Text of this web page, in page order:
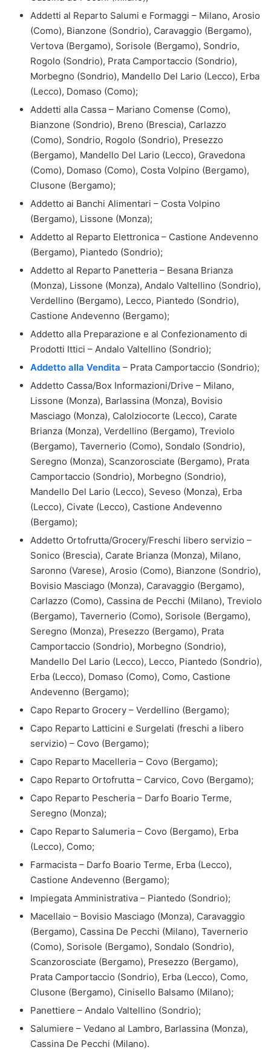
Addetti al Reparto Salumi e Formaggi – Milano, Arosio
(Como), Bianzone (Sondrio), Caravaggio (Bergamo),
Vertova (Bergamo), Sorisole (Bergamo), Sondrio,
Rogolo (Sondrio), Prata Camportaccio (Sondrio),
Morbegno (Sondrio), Mandello Del Lario (Lecco), Erba
(Lecco), Domaso (Como);
Addetti alla Cassa – Mariano Comense (Como),
Bianzone (Sondrio), Breno (Brescia), Carlazzo
(Como), Sondrio, Rogolo (Sondrio), Presezzo
(Bergamo), Mandello Del Lario (Lecco), Gravedona
(Como), Domaso (Como), Costa Volpino (Bergamo),
Clusone (Bergamo);
Addetto ai Banchi Alimentari – Costa Volpino
(Bergamo), Lissone (Monza);
Addetto al Reparto Elettronica – Castione Andevenno
(Bergamo), Piantedo (Sondrio);
Addetto al Reparto Panetteria – Besana Brianza
(Monza), Lissone (Monza), Andalo Valtellino (Sondrio),
Verdellino (Bergamo), Lecco, Piantedo (Sondrio),
Castione Andevenno (Bergamo);
Addetto alla Preparazione e al Confezionamento di
Prodotti Ittici – Andalo Valtellino (Sondrio);
Addetto alla Vendita – Prata Camportaccio (Sondrio);
Addetto Cassa/Box Informazioni/Drive – Milano,
Lissone (Monza), Barlassina (Monza), Bovisio
Masciago (Monza), Calolziocorte (Lecco), Carate
Brianza (Monza), Verdellino (Bergamo), Treviolo
(Bergamo), Tavernerio (Como), Sondalo (Sondrio),
Seregno (Monza), Scanzorosciate (Bergamo), Prata
Camportaccio (Sondrio), Morbegno (Sondrio),
Mandello Del Lario (Lecco), Seveso (Monza), Erba
(Lecco), Civate (Lecco), Castione Andevenno
(Bergamo);
Addetto Ortofrutta/Grocery/Freschi libero servizio –
Sonico (Brescia), Carate Brianza (Monza), Milano,
Saronno (Varese), Arosio (Como), Bianzone (Sondrio),
Bovisio Masciago (Monza), Caravaggio (Bergamo),
Carlazzo (Como), Cassina de Pecchi (Milano), Treviolo
(Bergamo), Tavernerio (Como), Sorisole (Bergamo),
Seregno (Monza), Presezzo (Bergamo), Prata
Camportaccio (Sondrio), Morbegno (Sondrio),
Mandello Del Lario (Lecco), Lecco, Piantedo (Sondrio),
Erba (Lecco), Domaso (Como), Como, Castione
Andevenno (Bergamo);
Capo Reparto Grocery – Verdellino (Bergamo);
Capo Reparto Latticini e Surgelati (freschi a libero
servizio) – Covo (Bergamo);
Capo Reparto Macelleria – Covo (Bergamo);
Capo Reparto Ortofrutta – Carvico, Covo (Bergamo);
Capo Reparto Pescheria – Darfo Boario Terme,
Seregno (Monza);
Capo Reparto Salumeria – Covo (Bergamo), Erba
(Lecco), Como;
Farmacista – Darfo Boario Terme, Erba (Lecco),
Castione Andevenno (Bergamo);
Impiegata Amministrativa – Piantedo (Sondrio);
Macellaio – Bovisio Masciago (Monza), Caravaggio
(Bergamo), Cassina De Pecchi (Milano), Tavernerio
(Como), Sorisole (Bergamo), Sondalo (Sondrio),
Scanzorosciate (Bergamo), Presezzo (Bergamo),
Prata Camportaccio (Sondrio), Erba (Lecco), Como,
Clusone (Bergamo), Cinisello Balsamo (Milano);
Panettiere – Andalo Valtellino (Sondrio);
Salumiere – Vedano al Lambro, Barlassina (Monza),
Cassina De Pecchi (Milano).